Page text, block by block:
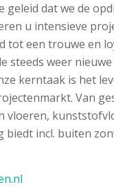
dat we de
u intensieve
tot een trouwe en
steeds weer
kerntaak is het
Van
vloeren,
incl. buiten